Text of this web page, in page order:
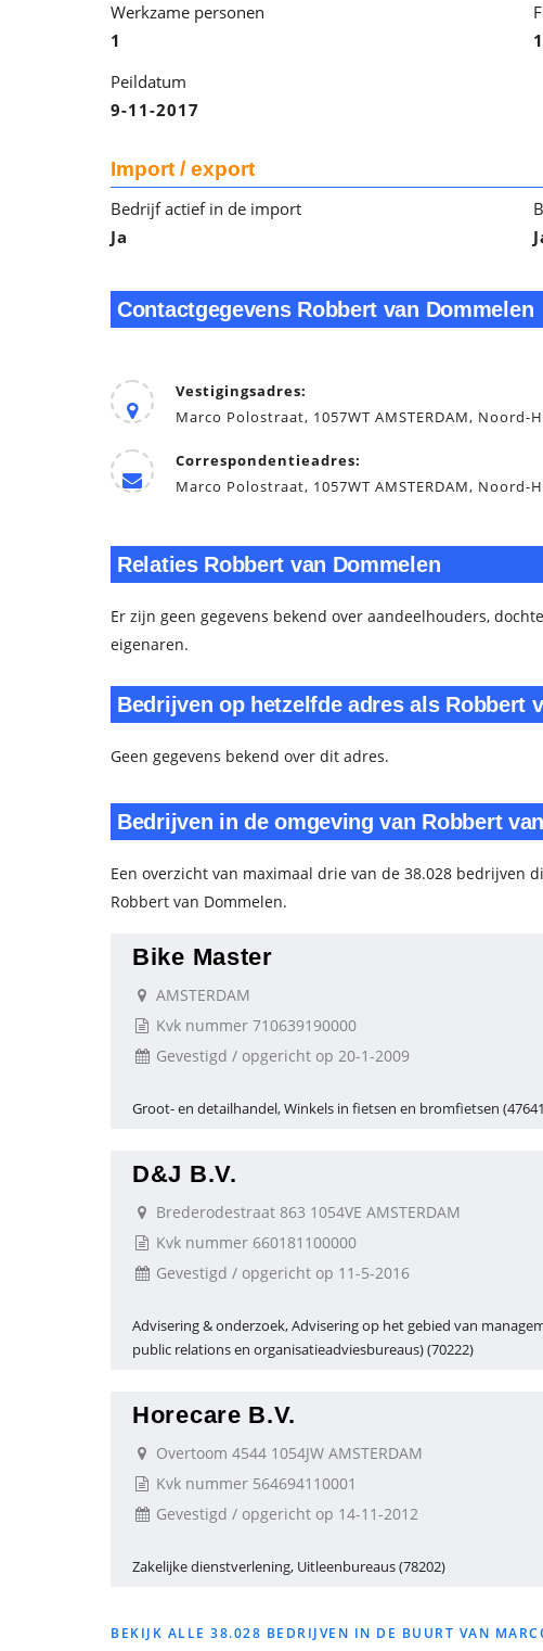
Werkzame personen
1
1
Peildatum
9-11-2017
Import / export
Bedrijf actief in de import
Ja
Contactgegevens Robbert van Dommelen
Vestigingsadres:
Marco Polostraat, 1057WT AMSTERDAM, Noord-
Correspondentieadres:
Marco Polostraat, 1057WT AMSTERDAM, Noord-
Relaties Robbert van Dommelen
Er zijn geen gegevens bekend over aandeelhouders,
eigenaren.
Bedrijven op hetzelfde adres als Robbert
Geen gegevens bekend over dit adres.
Bedrijven in de omgeving van Robbert
Een overzicht van maximaal drie van de 38.028 bedrijven
Robbert van Dommelen.
Bike Master
AMSTERDAM
Kvk nummer 710639190000
Gevestigd / opgericht op 20-1-2009
Groot- en detailhandel, Winkels in fietsen en bromfietsen
D&J B.V.
Brederodestraat 863 1054VE AMSTERDAM
Kvk nummer 660181100000
Gevestigd / opgericht op 11-5-2016
Advisering & onderzoek, Advisering op het gebied van
public relations en organisatieadviesbureaus) (70222)
Horecare B.V.
Overtoom 4544 1054JW AMSTERDAM
Kvk nummer 564694110001
Gevestigd / opgericht op 14-11-2012
Zakelijke dienstverlening, Uitleenbureaus (78202)
BEKIJK ALLE 38.028 BEDRIJVEN IN DE BUURT VAN